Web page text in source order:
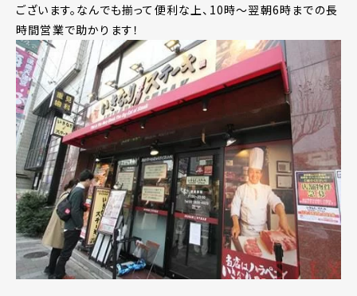
ございます。なんでも揃って便利な上、10時～翌朝6時までの長
時間営業で助かります！